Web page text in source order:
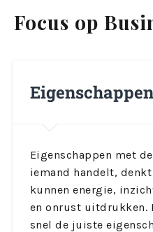
Focus op
Eigenschappen met
iemand handelt,
kunnen energie,
en onrust uitdrukken.
snel de juiste